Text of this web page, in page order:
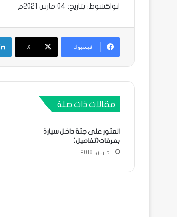
انواكشوط؛ بتاريخ: 04 مارس 2021م
فيسبوك X
مقالات ذات صلة
العثور على جثة داخل سيارة
بعرفات(تفاصيل)
1 مارس، 2018